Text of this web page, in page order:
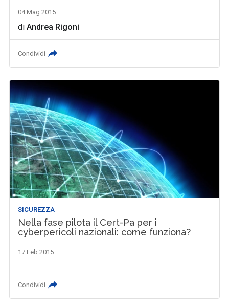
04 Mag 2015
diAndrea Rigoni
Condividi
SICUREZZA
Nella fase pilota il Cert-Pa per i
cyberpericoli nazionali: come funziona?
17 Feb 2015
Condividi